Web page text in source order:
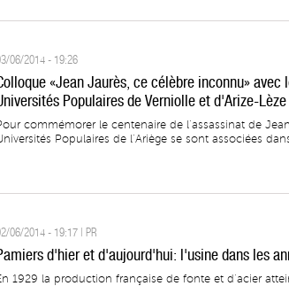
06/2014 - 19:26
«Jean Jaurès, ce célèbre inconnu» avec
Populaires de Verniolle et d'Arize-
commémorer le centenaire de l’assassinat de
Populaires de l’Ariège se sont associées
06/2014 - 19:17 | PR
d'hier et d'aujourd'hui: l'usine dans les
1929 la production française de fonte et d’acier